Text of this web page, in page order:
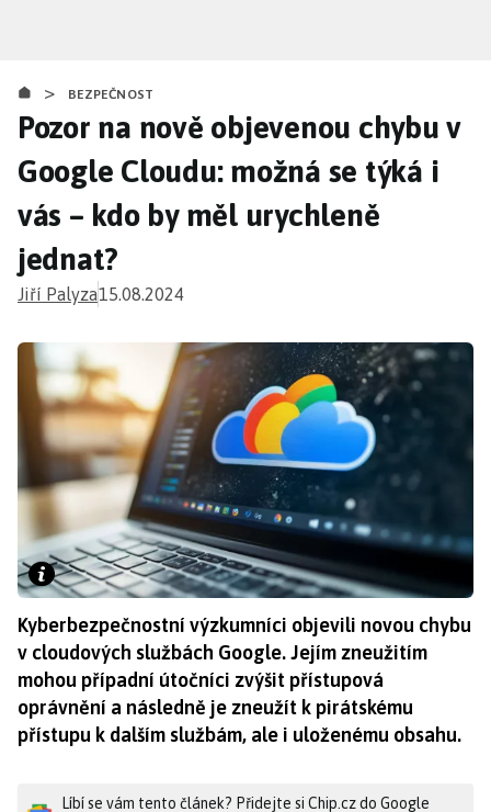
obsahu
> BEZPEČNOST
Pozor na nově objevenou chybu v
Google Cloudu: možná se týká i
vás – kdo by měl urychleně
jednat?
Jiří Palyza15.08.2024
Kyberbezpečnostní výzkumníci objevili novou chybu
v cloudových službách Google. Jejím zneužitím
mohou případní útočníci zvýšit přístupová
oprávnění a následně je zneužít k pirátskému
přístupu k dalším službám, ale i uloženému obsahu.
Líbí se vám tento článek? Přidejte si Chip.cz do Google